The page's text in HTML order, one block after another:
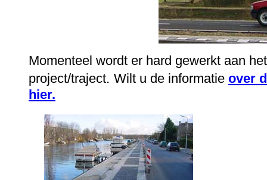
Momenteel wordt er hard gewerkt aan
project/traject. Wilt u de informatie over
hier.